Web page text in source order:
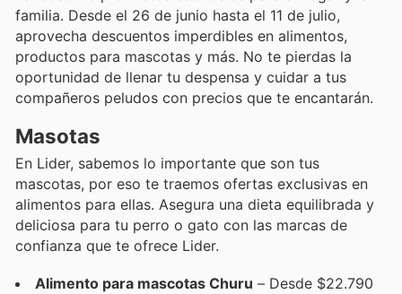
familia. Desde el 26 de junio hasta el 11 de julio,
aprovecha descuentos imperdibles en alimentos,
productos para mascotas y más. No te pierdas la
oportunidad de llenar tu despensa y cuidar a tus
compañeros peludos con precios que te encantarán.
Masotas
En Lider, sabemos lo importante que son tus
mascotas, por eso te traemos ofertas exclusivas en
alimentos para ellas. Asegura una dieta equilibrada y
deliciosa para tu perro o gato con las marcas de
confianza que te ofrece Lider.
Alimento para mascotas Churu – Desde $22.790